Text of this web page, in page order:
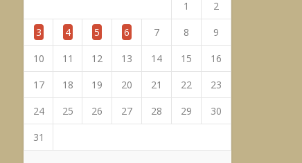
1
2
3
4 5 6 7 8
9
10
11 12 13 14 15
16
17
18 19 20 21 22
23
24
25 26 27 28 29
30
31